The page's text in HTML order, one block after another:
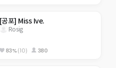
[공포] Miss Ive.
Rosig
83%(10) 380